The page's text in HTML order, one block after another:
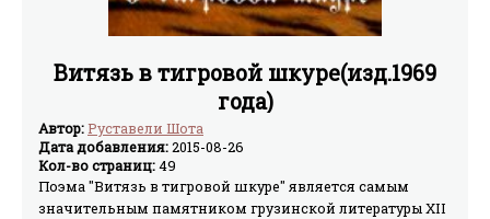
Витязь в тигровой шкуре(изд.1969
года)
Автор:Руставели Шота
Дата добавления:2015-08-26
Кол-во страниц:49
Поэма "Витязь в тигровой шкуре" является самым
значительным памятником грузинской литературы XII